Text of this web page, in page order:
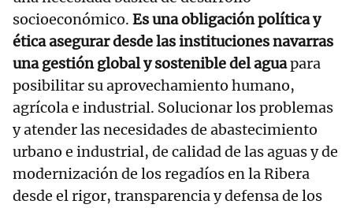
socioeconómico. Es una obligación política y
ética asegurar desde las instituciones navarras
una gestión global y sostenible del aguapara
posibilitar su aprovechamiento humano,
agrícola e industrial. Solucionar los problemas
y atender las necesidades de abastecimiento
urbano e industrial, de calidad de las aguas y de
modernización de los regadíos en la Ribera
desde el rigor, transparencia y defensa de los